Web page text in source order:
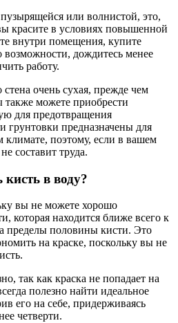
или волнистой, это,
красите в условиях повышенной
внутри помещения, купите
возможности, дождитесь менее
работу.
очень сухая, прежде чем
также можете приобрести
для предотвращения
грунтовки предназначены для
климате, поэтому, если в вашем
составит труда.
в воду?
вы не можете хорошо
которая находится ближе всего к
пределы половины кисти. Это
на краске, поскольку вы не
так как краска не попадает на
полезно найти идеальное
его на себе, придерживаясь
четверти.